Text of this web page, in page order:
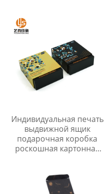
Индивидуальная печать
выдвижной ящик
подарочная коробка
роскошная картонная
жесткая бумажная
коробка